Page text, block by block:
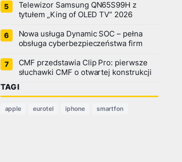
Telewizor Samsung QN65S99H z
tytułem „King of OLED TV” 2026
Nowa usługa Dynamic SOC – pełna
obsługa cyberbezpieczeństwa firm
CMF przedstawia Clip Pro: pierwsze
słuchawki CMF o otwartej konstrukcji
TAGI
apple eurotel iphone smartfon